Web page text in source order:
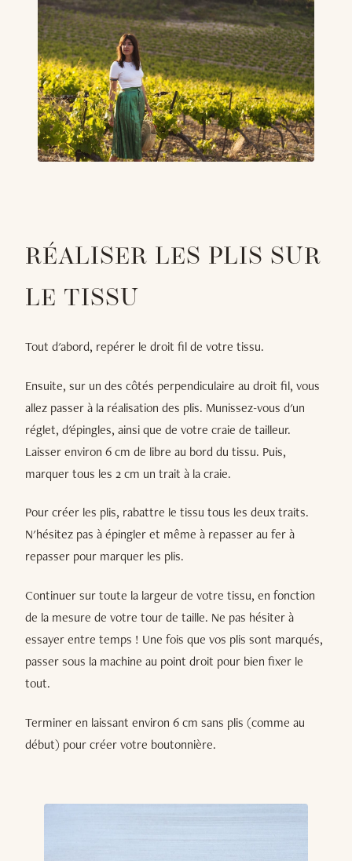
RÉALISER LES PLIS SUR
LE TISSU
Tout d'abord, repérer le droit fil de votre tissu.
Ensuite, sur un des côtés perpendiculaire au droit fil, vous
allez passer à la réalisation des plis. Munissez-vous d'un
réglet, d'épingles, ainsi que de votre craie de tailleur.
Laisser environ 6 cm de libre au bord du tissu. Puis,
marquer tous les 2 cm un trait à la craie.
Pour créer les plis, rabattre le tissu tous les deux traits.
N'hésitez pas à épingler et même à repasser au fer à
repasser pour marquer les plis.
Continuer sur toute la largeur de votre tissu, en fonction
de la mesure de votre tour de taille. Ne pas hésiter à
essayer entre temps ! Une fois que vos plis sont marqués,
passer sous la machine au point droit pour bien fixer le
tout.
Terminer en laissant environ 6 cm sans plis (comme au
début) pour créer votre boutonnière.